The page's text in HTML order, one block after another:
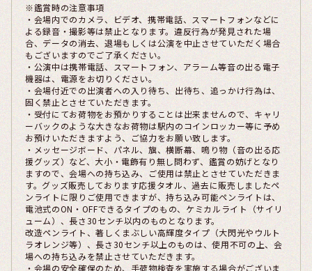
※鑑賞時の注意事項
・会場内でのカメラ、ビデオ、携帯電話、スマートフォンなどに
よる録音・撮影等は禁止となります。違反行為が発見された場
合、データの消去、退場もしくは公演を中止させていただく場合
もございますのでご了承ください。
・公演中は携帯電話、スマートフォン、アラーム等音の出る電子
機器は、電源をお切りください。
・会場付近での出演者への入り待ち、出待ち、追っかけ行為は、
固く禁止とさせていただきます。
・受付にてお荷物をお預かりすることは出来ませんので、キャリ
ーバックのような大きなお荷物は駅内のコインロッカー等に予め
お預けいただきますよう、ご協力をお願い致します。
・メッセージボード、パネル、旗、横断幕、鳴り物（音の出る応
援グッズ）など、大小・電飾有り無し問わず、鑑賞の妨げとなり
ますので、会場への持ち込み、ご使用は禁止とさせていただきま
す。グッズ販売しております応援タオル、過去に販売しましたペ
ンライトに限りご使用できますが、持ち込み可能ペンライトは、
電池式のON・OFFできるタイプのもの、ケミカルライト（サイリ
ューム）、長さ30センチ以内のものとなります。
改造ペンライト、著しくまぶしい高輝度タイプ（大閃光やウルト
ラオレンジ等）、長さ30センチ以上のものは、使用不可の上、会
場への持ち込みを禁止させていただきます。
・会場の安全確保のため、手荷物検査を実施する場合がございま